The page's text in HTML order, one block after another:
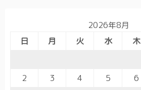
2026年8月
日
月 火 水 木
2
3 4 5 6